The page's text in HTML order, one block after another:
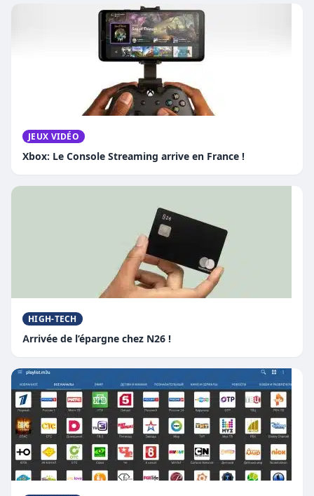
JEUX VIDÉO
Xbox: Le Console Streaming arrive en France !
HIGH-TECH
Arrivée de l’épargne chez N26 !